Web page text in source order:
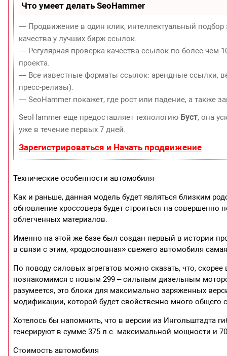
Что умеет делать SeoHammer
— Продвижение в один клик, интеллектуальный
качества у лучших бирж ссылок.
— Регулярная проверка качества ссылок по более чем
проекта.
— Все известные форматы ссылок: арендные ссылки,
пресс-релизы).
— SeoHammer покажет, где рост или падение, а также
SeoHammer еще предоставляет технологию Буст, она
уже в течение первых 7 дней.
Зарегистрироваться и Начать продвижение
Технические особенности автомобиля
Как и раньше, данная модель будет являться близким
обновление кроссовера будет строиться на
облегченных материалов.
Именно на этой же базе был создан первый в истории
в связи с этим, «родословная» свежего автомобиля
По поводу силовых агрегатов можно сказать, что,
познакомимся с новым 299 – сильным дизельным
разумеется, это блоки для максимально заряженных
модификации, которой будет свойственно много общего
Хотелось бы напомнить, что в версии из Ингольштадта
генерируют в сумме 375 л.с. максимальной мощности и
Стоимость автомобиля